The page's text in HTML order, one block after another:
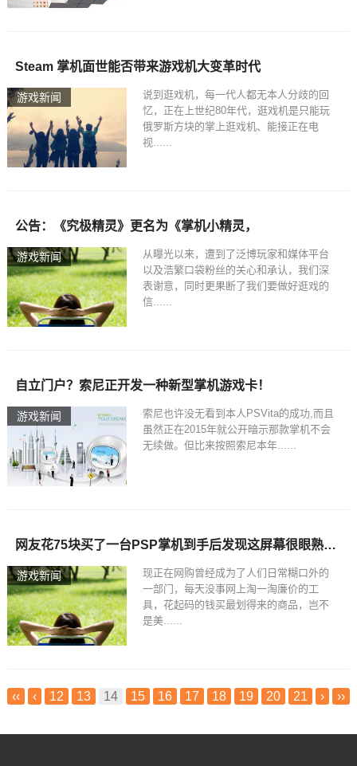
游戏新闻
Steam 掌机面世能否带来游戏机大变革时代
说到逛戏机，每一代人都无本人分歧的回
忆，正在上世纪80年代，逛戏机是只能玩
俄罗斯方块的掌上逛戏机、能接正在电
视......
游戏新闻
公告：《究极精灵》更名为《掌机小精灵，
从曝光以来，遭到了泛博玩家和媒体平台
以及浩繁口袋粉丝的关心和承认，我们深
表谢意，同时更果断了我们要做好逛戏的
信......
游戏新闻
自立门户？索尼正开发一种新型掌机游戏卡！
索尼也许没无看到本人PSVita的成功,而且
虽然正在2015年就公开暗示那款掌机不会
无续做。但比来按照索尼本年......
游戏新闻
网友花75块买了一台PSP掌机到手后发现这屏幕很眼熟啊！
现正在网购曾经成为了人们日常糊口外的
一部门，每天没事网上淘一淘廉价的工
具，花起码的钱买最划得来的商品，岂不
是美......
‹‹ ‹ 12 13 14 15 16 17 18 19 20 21 › ››